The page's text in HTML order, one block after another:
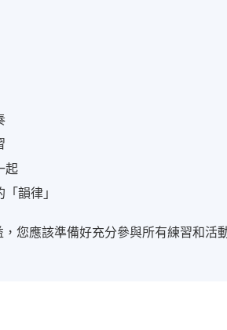
起
韻律」
您應該準備好充分參與所有練習和活